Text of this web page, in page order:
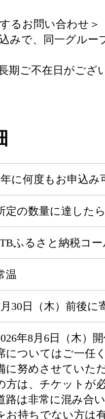
るお問い合わせ＞
みで、同一グルー
期ご不在日がござ
に何度もお申込み
定の数量に達した
ふるさと納税コ
温
30日（木）前後に
年8月6日（木）
についてはご一任
に努めさせていた
方は、チケットが
路は非常に混み合
お持ちでない方は